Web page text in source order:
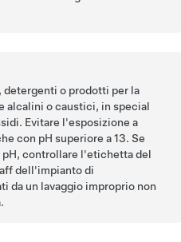
detergenti o prodotti per la
alcalini o caustici, in special
Evitare l'esposizione a
con pH superiore a 13. Se
controllare l'etichetta del
dell'impianto di
da un lavaggio improprio non